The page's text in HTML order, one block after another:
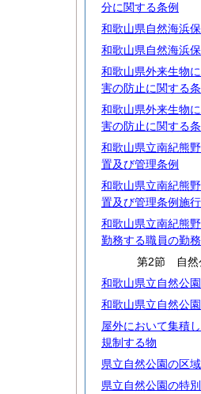
分に関する条例
和歌山県自然海浜
和歌山県自然海浜
和歌山県外来生物
害の防止に関する
和歌山県外来生物
害の防止に関する
和歌山県立南紀熊
置及び管理条例
和歌山県立南紀熊
置及び管理条例施
和歌山県立南紀熊
勤務する職員の勤
第2節 自然
和歌山県立自然公
和歌山県立自然公
屋外において集積
規制する物
県立自然公園の区
県立自然公園の特